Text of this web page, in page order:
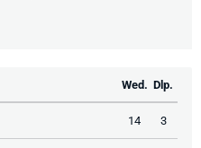
Wed. Dlp.
14 3